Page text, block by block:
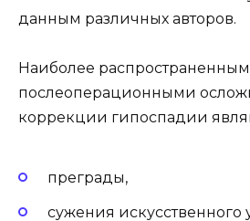
данным различных авторов.
Наиболее
послеоперационными
коррекции гипоспадии
преграды,
сужения искусственного